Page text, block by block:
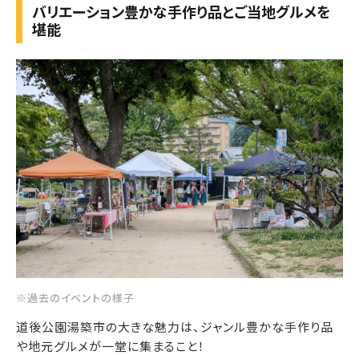
バリエーション豊かな手作り品とご当地グルメを
堪能
※過去のイベントの様子
道後公園湯築市の大きな魅力は、ジャンル豊かな手作り品
や地元グルメが一堂に集まること！